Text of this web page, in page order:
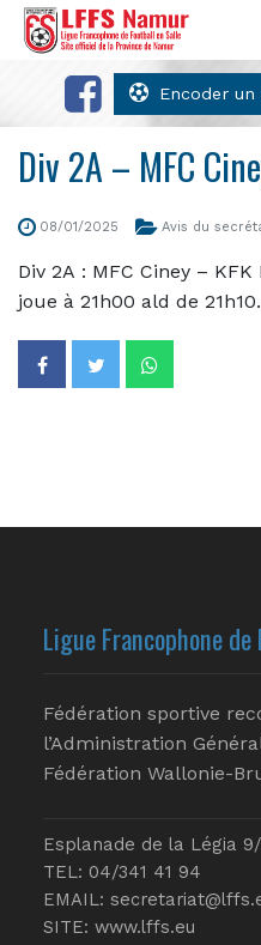
Encoder
Div 2A – MFC
08/01/2025 Avis du
Div 2A : MFC Ciney –
joue à 21h00 ald de 21h10.
Ligue Francophone
Fédération sportive
l’Administration
Fédération Wallonie-
Esplanade de la Légia
TEL: 04/341 41 94
EMAIL:
SITE: www.lffs.eu